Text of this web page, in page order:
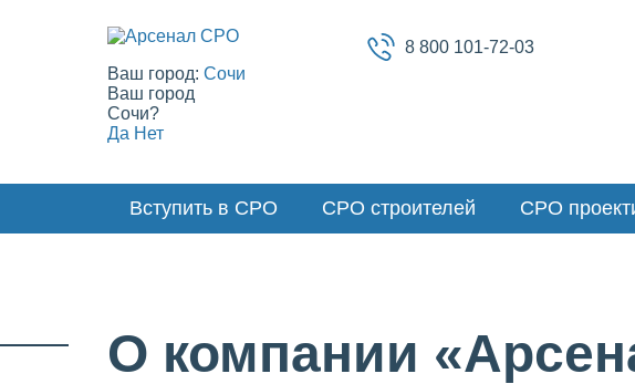
Ваш город: Сочи
Ваш город
Сочи?
Да Нет
8 800 101-72-03
Вступить в СРО СРО строителей СРО
О компании